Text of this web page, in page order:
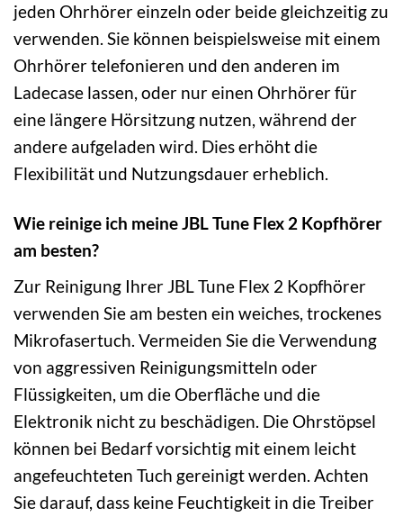
jeden Ohrhörer einzeln oder beide gleichzeitig zu
verwenden. Sie können beispielsweise mit einem
Ohrhörer telefonieren und den anderen im
Ladecase lassen, oder nur einen Ohrhörer für
eine längere Hörsitzung nutzen, während der
andere aufgeladen wird. Dies erhöht die
Flexibilität und Nutzungsdauer erheblich.
Wie reinige ich meine JBL Tune Flex 2 Kopfhörer
am besten?
Zur Reinigung Ihrer JBL Tune Flex 2 Kopfhörer
verwenden Sie am besten ein weiches, trockenes
Mikrofasertuch. Vermeiden Sie die Verwendung
von aggressiven Reinigungsmitteln oder
Flüssigkeiten, um die Oberfläche und die
Elektronik nicht zu beschädigen. Die Ohrstöpsel
können bei Bedarf vorsichtig mit einem leicht
angefeuchteten Tuch gereinigt werden. Achten
Sie darauf, dass keine Feuchtigkeit in die Treiber